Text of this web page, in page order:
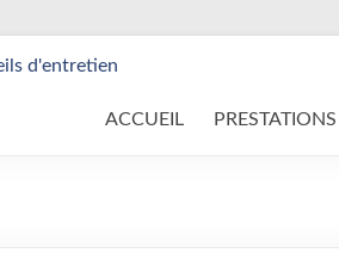
ACCUEIL PRESTATIONS